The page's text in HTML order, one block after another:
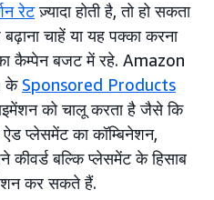
रेटज़्यादा होती है, तो हो सकता
चाहें या यह पक्का करना
कैम्पेन बजट में रहे. Amazon
के Sponsored Products
को चालू करता है जैसे कि
प्लेसमेंट का कॉम्बिनेशन,
कीवर्ड बल्कि प्लेसमेंट के हिसाब
कर सकते हैं.